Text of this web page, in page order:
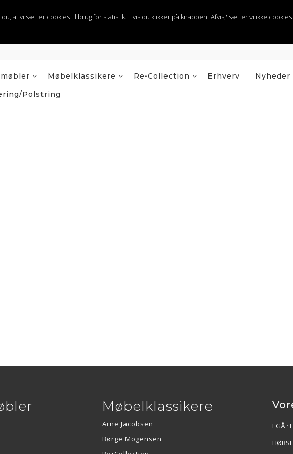
at vi sætter cookies til brug for statistik. Hvis du klikker på knappen 'Afvis,' sætter vi ikke
Møbelklassikere Re•Collection
Nyheder
polstring
Erhverv
Møbelklassikere
Arne Jacobsen
Børge Mogensen
EGÅ